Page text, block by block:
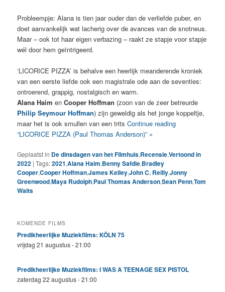
Probleempje: Alana is tien jaar ouder dan de verliefde puber, en
doet aanvankelijk wat lacherig over de avances van de snotneus.
Maar – ook tot haar eigen verbazing – raakt ze stapje voor stapje
wél door hem geïntrigeerd.
‘LICORICE PIZZA’ is behalve een heerlijk meanderende kroniek
van een eerste liefde ook een magistrale ode aan de seventies:
ontroerend, grappig, nostalgisch en warm.
Alana Haim enCooper Hoffman (zoon van de zeer betreurde
Philip Seymour Hoffman) zijn geweldig als het jonge koppeltje,
maar het is ook smullen van een tritsContinue reading
“LICORICE PIZZA (Paul Thomas Anderson)” »
Geplaatst in De dinsdagen van het Filmhuis,Recensie,Vertoond in
2022 |Tags:2021,Alana Haim,Benny Safdie,Bradley
Cooper,Cooper Hoffman,James Kelley,John C. Reilly,Jonny
Greenwood,Maya Rudolph,Paul Thomas Anderson,Sean Penn,Tom
Waits
KOMENDE FILMS
Predikheerlijke Muziekfilms: KÖLN 75
vrijdag 21 augustus - 21:00
Predikheerlijke Muziekfilms: I WAS A TEENAGE SEX PISTOL
zaterdag 22 augustus - 21:00